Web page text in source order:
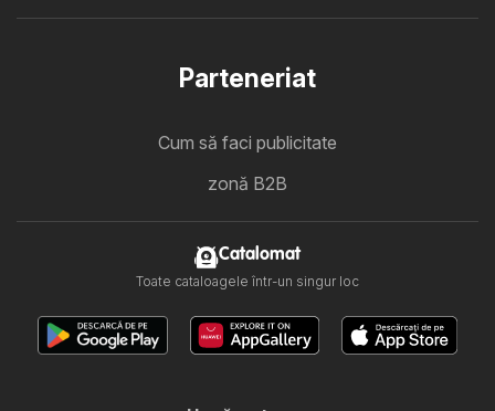
Parteneriat
Cum să faci publicitate
zonă B2B
Catalomat
Toate cataloagele într-un singur loc